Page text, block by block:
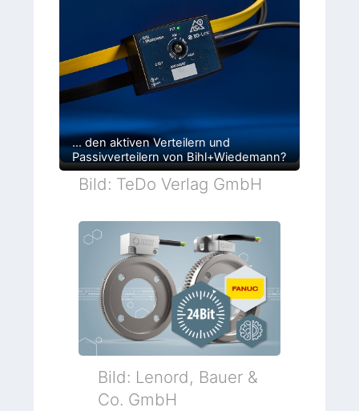
… den aktiven Verteilern und
Passivverteilern von Bihl+Wiedemann?
Bild: TeDo Verlag GmbH
Bild: Lenord, Bauer &
Co. GmbH